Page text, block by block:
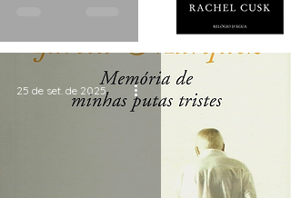
25 de set. de 2025